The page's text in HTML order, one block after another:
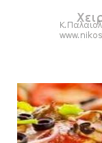
Πανιώνια